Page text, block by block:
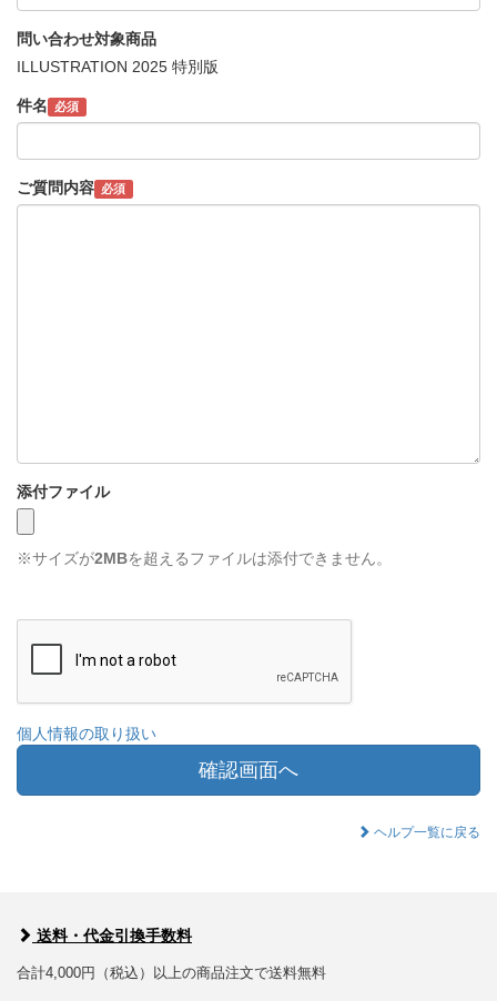
問い合わせ対象商品
ILLUSTRATION 2025 特別版
件名 必須
ご質問内容 必須
添付ファイル
※サイズが2MBを超えるファイルは添付できません。
個人情報の取り扱い
確認画面へ
ヘルプ一覧に戻る
送料・代金引換手数料
合計4,000円（税込）以上の商品注文で送料無料